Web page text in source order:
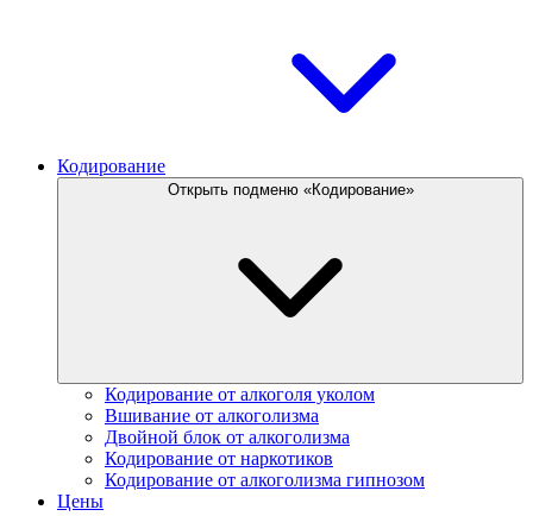
Кодирование
Открыть подменю «Кодирование»
Кодирование от алкоголя уколом
Вшивание от алкоголизма
Двойной блок от алкоголизма
Кодирование от наркотиков
Кодирование от алкоголизма гипнозом
Цены